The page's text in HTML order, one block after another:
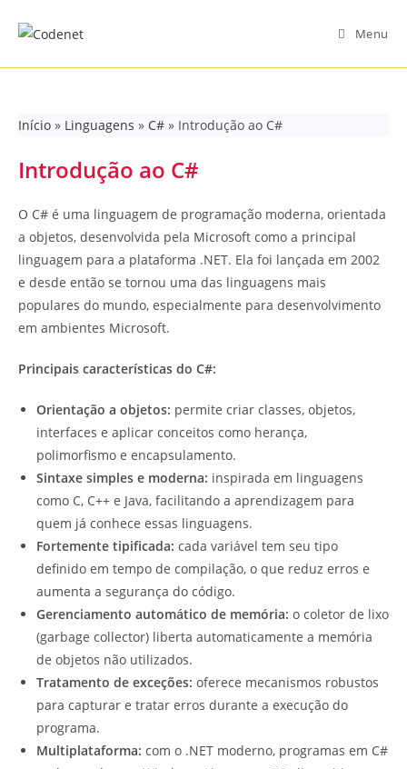
Menu
Início » Linguagens » C# » Introdução ao C#
Introdução ao C#
O C# é uma linguagem de programação moderna, orientada
a objetos, desenvolvida pela Microsoft como a principal
linguagem para a plataforma .NET. Ela foi lançada em 2002
e desde então se tornou uma das linguagens mais
populares do mundo, especialmente para desenvolvimento
em ambientes Microsoft.
Principais características do C#:
Orientação a objetos: permite criar classes, objetos,
interfaces e aplicar conceitos como herança,
polimorfismo e encapsulamento.
Sintaxe simples e moderna: inspirada em linguagens
como C, C++ e Java, facilitando a aprendizagem para
quem já conhece essas linguagens.
Fortemente tipificada: cada variável tem seu tipo
definido em tempo de compilação, o que reduz erros e
aumenta a segurança do código.
Gerenciamento automático de memória: o coletor de lixo
(garbage collector) liberta automaticamente a memória
de objetos não utilizados.
Tratamento de exceções: oferece mecanismos robustos
para capturar e tratar erros durante a execução do
programa.
Multiplataforma: com o .NET moderno, programas em C#